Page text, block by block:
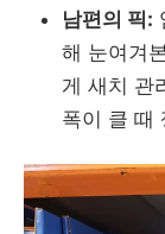
남편의 픽:
해 눈여겨
게 새치 관
폭이 클 때